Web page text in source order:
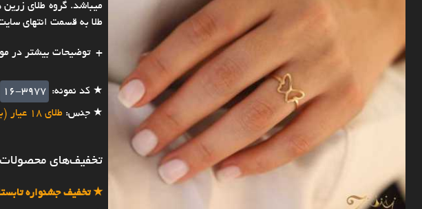
میباشد. گروه طلای زرین
طلا به قسمت انتهای
توضیحات بیشتر در
★ کد نمونه: 16-3977
★ جنس: طلای 18 عیار (با حک کد طلای 18 عیار پشت کار)
تخفیف‌های
★تخفیف جشنواره تابستانه